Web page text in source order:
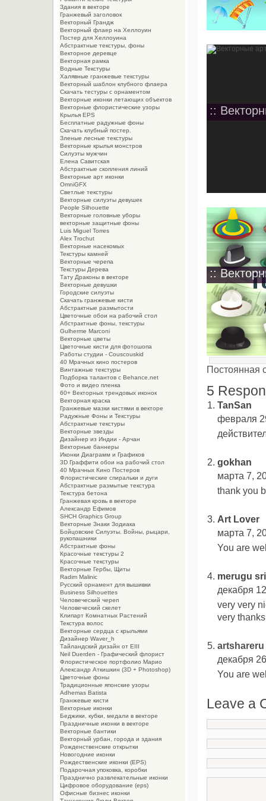
::
::
Постоянная
5
TanSan
февраля
gokhan
марта 7,
thank you
Art Lover
марта 7,
You are
merugu
декабря
very very
very
artshareru
декабря
You are
Leave a
Здания в векторе
Гранжевый заголовок
Векторный Грандж
Векторный флаер на Хеллоуин
Постер для Хеллоуина
Абстрактные текстуры, фоны
Векторное деревце
Векторная рамка
Водные Текстуры
Халявные гранжевые текстуры
Векторный шаблон клубного флаера
Скачать тестуры с орнаментом
Векторные иконки летающих объектов
Векторные флористические узоры
Крылья EPS
Бесплатные радужные фоны
Скачать клубный постер.
Зленые лесные текстуры
Векторные крылья монстров
Силуэты мужчин
Елена Савитская
Абстрактные скопления линий
Векторные арт иконки
OmniGFX
Светлые текстуры
Векторные силуэты девушек
People Silhouette
Векторные головные уборы
векторные защитные фоны
Luis Miguel Torres
Alex Trochut
Векторные насекомых
Текстуры камней
Векторные черепа
Текстуры Дерева
Тату Драконы в векторе
Векторные девушки
Городские силуэты
Скачать гранжевые кисти
Абстрактные размытости
Цветочные обои на рабочий стол
Абстрактные фоны, текстуры
Gulherme Marconi
Векторные цветы
Цветочные кисти для фотошопа
Работы студии - Couscouskid
40 Мрачных кино постеров
Винтажные текстуры
Подборка талантов с Behance.net
Фото и видео пленка
60+ Векторных трендовых иконок
Векторная краска
Гранжевые мазки кистями в векторе
Радужные Фоны и Текстуры
Абстрактные текстуры
Векторные звезды
Дизайнер из Индии - Арчан
Векторные баннеры
Иконки Диаграмм и Графиков
3D Граффити обои на рабочий стол
40 Мрачных Кино Постеров
Флористические спиральки и дуги
Абстрактные размытые текстура
Текстура бетона
Гранжевая кровь в векторе
Александр Ефимов
SHCH Graphics Group
Векторные Знаки Зодиака
Бойцовские Силуэты. Войны, рыцари,
рукопашники
Абстрактные фоны
Красочные текстуры 2
Красочные текстуры
Векторные Гербы, Щиты
Radim Malinic
Русский орнамент для вышивки
Business Silhouettes
Человеческий череп
Человеческий скелет
Клипарт Комнатных Растений
Текстура волос
Векторные сердца с крыльями
Дизайнер Waver_h
Тайландский дизайн от EIII
Neil Duerden - Графический флорист
Флористическое портфолио Марио
Александр Аткишкин (3D + Photoshop)
Цветочные фоны
Традиционные японские узоры
Adhemas Batista
Гранжевые кисти
Векторные иконки
Беджики, кубки, медали в векторе
Праздничные иконки в векторе
Векторные бантики
Векторный урбан, города и здания
Рожденственские открытки
Новогодние иконки
Рождественские иконки (EPS)
Подарочная упоковка, коробки
Празднично развлекательные иконки
Цифровое оборудование (eps)
Офисные бизнес иконки